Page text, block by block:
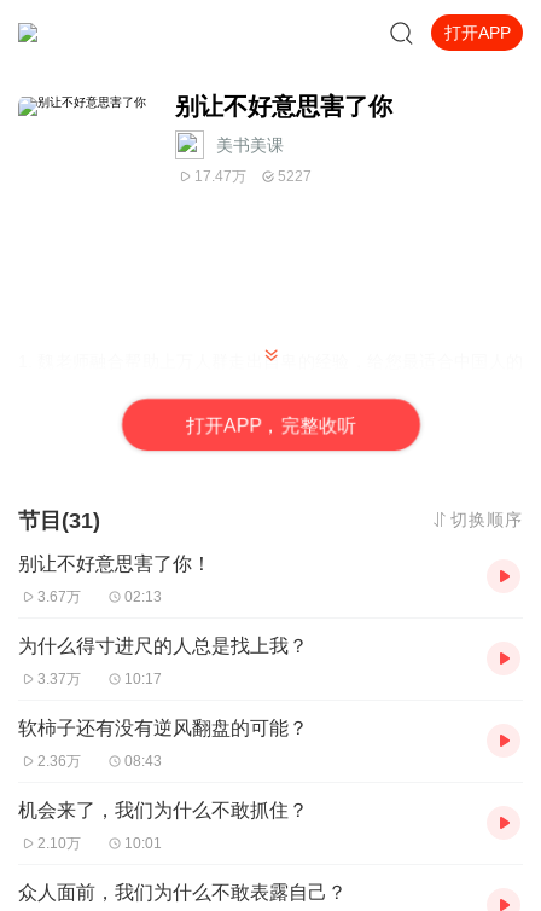
打开APP
别让不好意思害了你
美书美课
17.47万 5227
魏老师融合帮助上万人群走出自卑的经验，给您最适合中国人的
最接地气的老师，用身边常见的真实案例，教您一套简单实用的
4.一人学习，全家受益，课程适用于处理家庭、工作等所有人际关
打开APP，完整收听
节目(31) 切换顺序
别让不好意思害了你！
3.67万 02:13
为什么得寸进尺的人总是找上我？
3.37万 10:17
软柿子还有没有逆风翻盘的可能？
2.36万 08:43
机会来了，我们为什么不敢抓住？
2.10万 10:01
众人面前，我们为什么不敢表露自己？